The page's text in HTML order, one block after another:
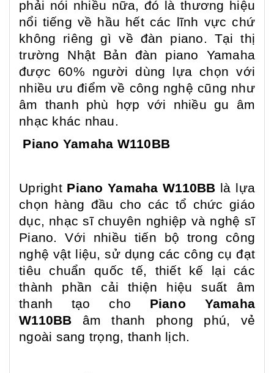
phải nói nhiều nữa, đó là thương hiệu
nổi tiếng về hầu hết các lĩnh vực chứ
không riêng gì về đàn piano. Tại thị
trường Nhật Bản đàn piano Yamaha
được 60% người dùng lựa chọn với
nhiều ưu điểm về công nghệ cũng như
âm thanh phù hợp với nhiều gu âm
nhạc khác nhau.
Piano Yamaha W110BB
Upright Piano Yamaha W110BB là lựa
chọn hàng đầu cho các tổ chức giáo
dục, nhạc sĩ chuyên nghiệp và nghệ sĩ
Piano. Với nhiều tiến bộ trong công
nghệ vật liệu, sử dụng các công cụ đạt
tiêu chuẩn quốc tế, thiết kế lại các
thành phần cải thiện hiệu suất âm
thanh tạo cho Piano Yamaha
W110BB âm thanh phong phú, vẻ
ngoài sang trọng, thanh lịch.